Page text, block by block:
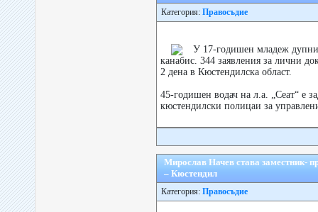
Категория: Правосъдие
У 17-годишен младеж
канабис. 344 заявления за лични
2 дена в Кюстендилска област.
45-годишен водач на л.а. „Сеат“ е
кюстендилски полицаи за
Мирослав Начев става заместник-
– Кюстендил
Категория: Правосъдие